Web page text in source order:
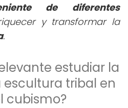
de diferentes
y transformar la
.
estudiar la
tribal en
cubismo?